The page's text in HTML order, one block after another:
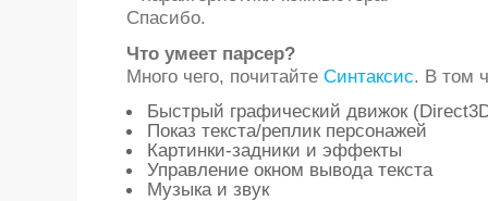
Спасибо.
Что умеет парсер?
Много чего, почитайте Синтаксис. В том
Быстрый графический движок
Показ текста/реплик персонажей
Картинки-задники и эффекты
Управление окном вывода текста
Музыка и звук